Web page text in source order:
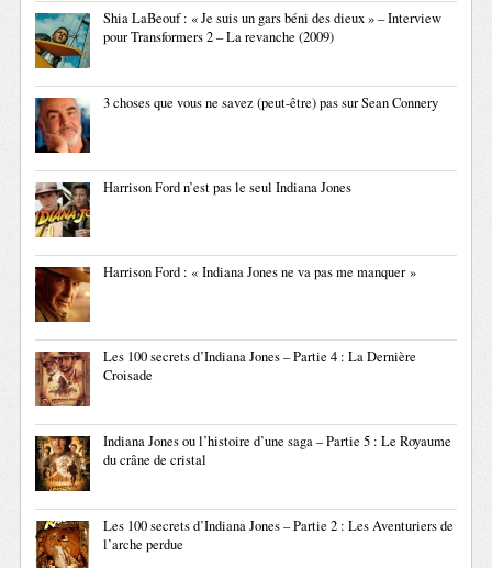
Shia LaBeouf : « Je suis un gars béni des dieux » – Interview
pour Transformers 2 – La revanche (2009)
3 choses que vous ne savez (peut-être) pas sur Sean Connery
Harrison Ford n’est pas le seul Indiana Jones
Harrison Ford : « Indiana Jones ne va pas me manquer »
Les 100 secrets d’Indiana Jones – Partie 4 : La Dernière
Croisade
Indiana Jones ou l’histoire d’une saga – Partie 5 : Le Royaume
du crâne de cristal
Les 100 secrets d’Indiana Jones – Partie 2 : Les Aventuriers de
l’arche perdue